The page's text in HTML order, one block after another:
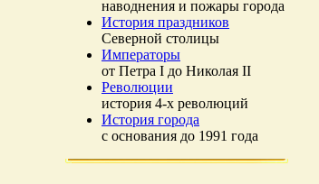
наводнения и пожары города
История праздников
Северной столицы
Императоры
от Петра I до Николая II
Революции
история 4-х революций
История города
с основания до 1991 года